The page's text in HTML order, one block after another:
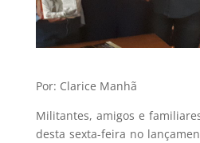
Por: Clarice Manhã
Militantes, amigos e
desta sexta-feira no